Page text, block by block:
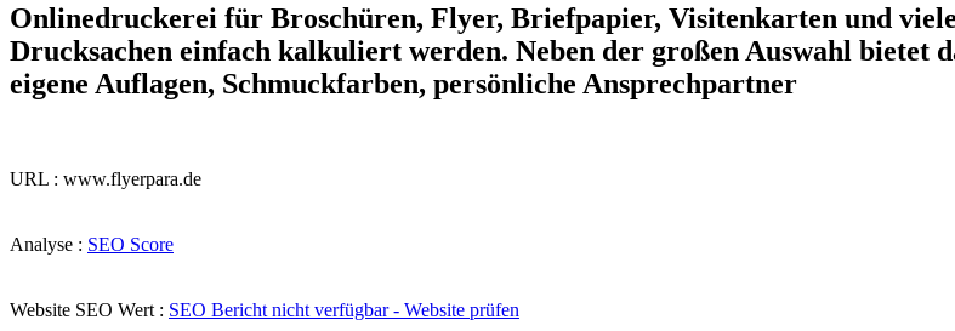
Onlinedruckerei für Broschüren, Flyer, Briefpapier, Visitenkarten und
Drucksachen einfach kalkuliert werden. Neben der großen Auswahl bietet
eigene Auflagen, Schmuckfarben, persönliche Ansprechpartner
URL : www.flyerpara.de
Analyse : SEO Score
Website SEO Wert : SEO Bericht nicht verfügbar - Website prüfen